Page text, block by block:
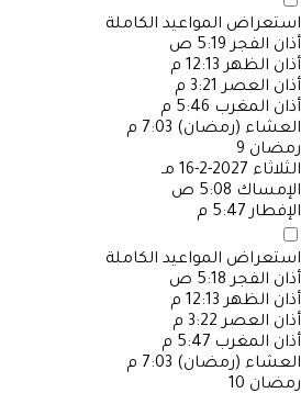
استعراض المواعيد الكاملة
أذان الفجر 5:19 ص
أذان الظهر 12:13 م
أذان العصر 3:21 م
أذان المغرب 5:46 م
العشاء (رمضان) 7:03 م
رمضان 9
الثلاثاء 2027-2-16 مـ
الإمساك 5:08 ص
الإفطار 5:47 م
استعراض المواعيد الكاملة
أذان الفجر 5:18 ص
أذان الظهر 12:13 م
أذان العصر 3:22 م
أذان المغرب 5:47 م
العشاء (رمضان) 7:03 م
رمضان 10